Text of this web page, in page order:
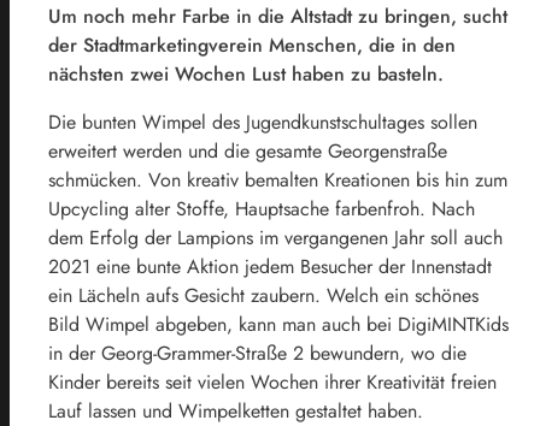
Um noch mehr Farbe in die Altstadt zu bringen, sucht
der Stadtmarketingverein Menschen, die in den
nächsten zwei Wochen Lust haben zu basteln.
Die bunten Wimpel des Jugendkunstschultages sollen
erweitert werden und die gesamte Georgenstraße
schmücken. Von kreativ bemalten Kreationen bis hin zum
Upcycling alter Stoffe, Hauptsache farbenfroh. Nach
dem Erfolg der Lampions im vergangenen Jahr soll auch
2021 eine bunte Aktion jedem Besucher der Innenstadt
ein Lächeln aufs Gesicht zaubern. Welch ein schönes
Bild Wimpel abgeben, kann man auch bei DigiMINTKids
in der Georg-Grammer-Straße 2 bewundern, wo die
Kinder bereits seit vielen Wochen ihrer Kreativität freien
Lauf lassen und Wimpelketten gestaltet haben.